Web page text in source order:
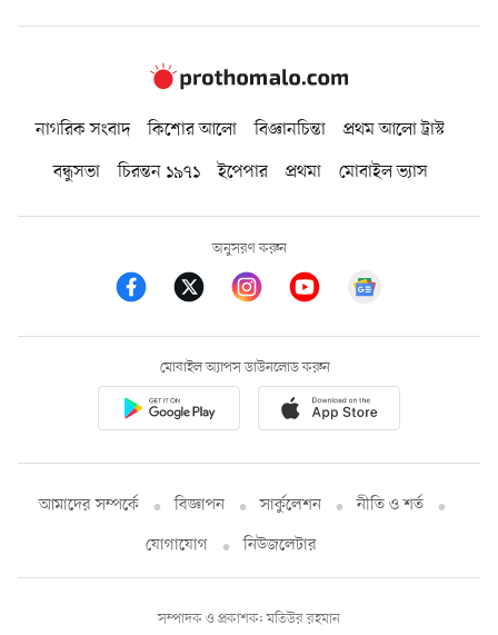
নাগরিক সংবাদ কিশোর আলো বিজ্ঞানচিন্তা
প্রথম আলো ট্রাস্ট
বন্ধুসভা
চিরন্তন ১৯৭১ ইপেপার প্রথমা মোবাইল ভ্যাস
অনুসরণ করুন
মোবাইল অ্যাপস ডাউনলোড করুন
আমাদের সম্পর্কে বিজ্ঞাপন সার্কুলেশন
নীতি ও শর্ত
যোগাযোগ
নিউজলেটার
সম্পাদক ও প্রকাশক: মতিউর রহমান